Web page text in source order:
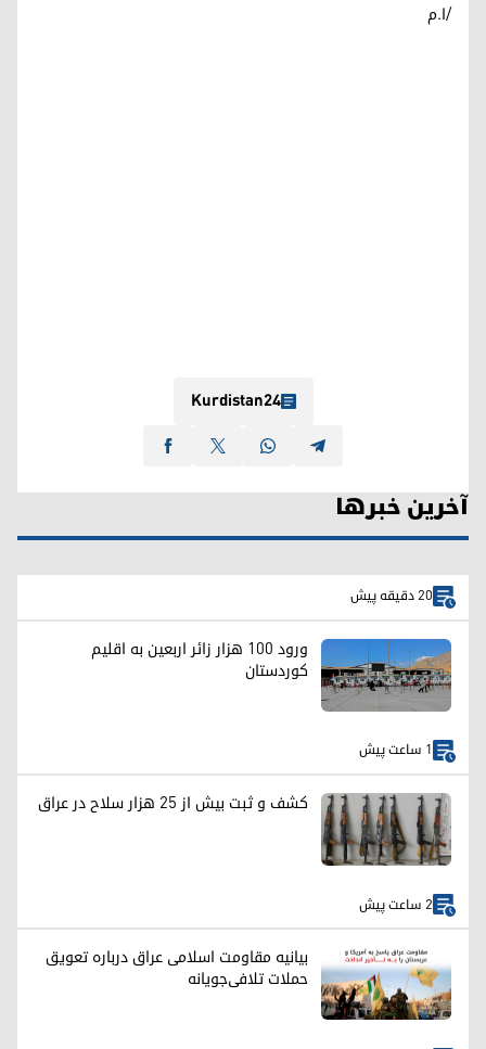
/ا.م
Kurdistan24
آخرین خبرها
20 دقیقه پیش
ورود ۱۰۰ هزار زائر اربعین به اقلیم
کوردستان
1 ساعت پیش
کشف و ثبت بیش از ۲۵ هزار سلاح در عراق
2 ساعت پیش
بیانیه مقاومت اسلامی عراق درباره تعویق
حملات تلافی‌جویانه